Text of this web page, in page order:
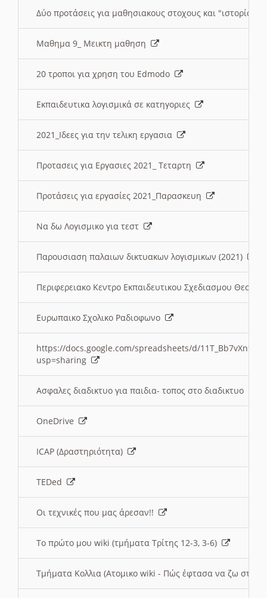
Δύο προτάσεις για μαθησιακους στοχους και "ιστορία"
Μαθημα 9_ Μεικτη μαθηση
20 τροποι για χρηση του Edmodo
Εκπαιδευτικα λογισμικά σε κατηγοριες
2021_Ιδεες για την τελικη εργασια
Προτασεις για Εργασιες 2021_ Τεταρτη
Προτάσεις για εργασίες 2021_Παρασκευη
Να δω Λογισμικο για τεστ
Παρουσιαση παλαιων δικτυακων λογισμικων (2021)
Περιφερειακο Κεντρο Εκπαιδευτικου Σχεδιασμου
Ευρωπαικο Σχολικο Ραδιοφωνο
https://docs.google.com/spreadsheets/d/
usp=sharing
Ασφαλες διαδικτυο για παιδια- τοπος στο διαδικτυο
OneDrive
ICAP (Δραστηριότητα)
TEDed
Οι τεχνικές που μας άρεσαν!!
Το πρώτο μου wiki (τμήματα Τρίτης 12-3, 3-6)
Τμήματα Κολλια (Ατομικο wiki - Πώς έφτασα να ζω στην